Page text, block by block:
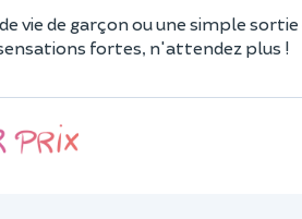
vie de garçon ou une simple
fortes, n'attendez plus !